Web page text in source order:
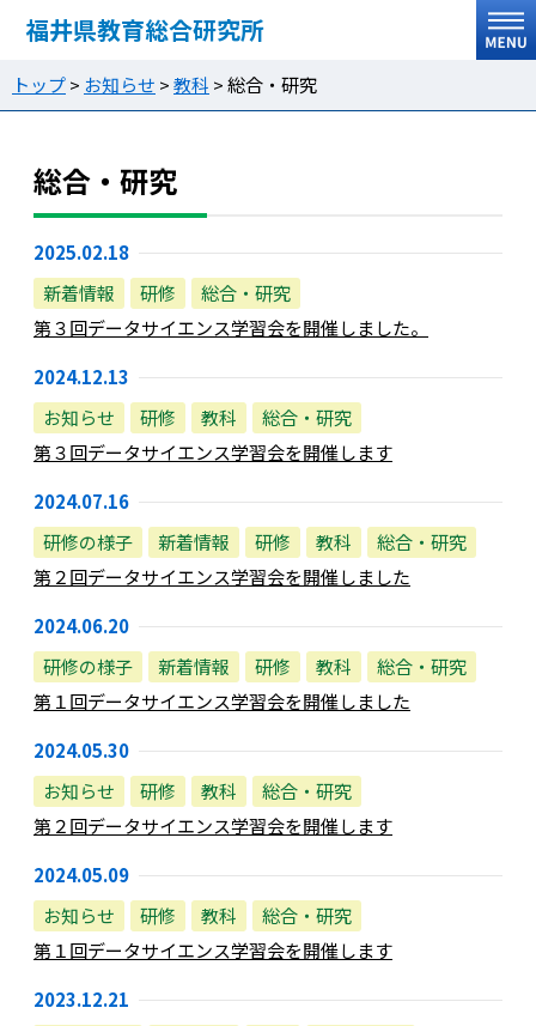
福井県教育総合研究所
トップ> お知らせ >教科 >総合・研究
総合・研究
2025.02.18
新着情報
研修
総合・研究
第３回データサイエンス学習会を開催しました。
2024.12.13
お知らせ
研修 教科
総合・研究
第３回データサイエンス学習会を開催します
2024.07.16
研修の様子
新着情報 研修 教科
総合・研究
第２回データサイエンス学習会を開催しました
2024.06.20
研修の様子
新着情報 研修 教科
総合・研究
第１回データサイエンス学習会を開催しました
2024.05.30
お知らせ
研修 教科
総合・研究
第２回データサイエンス学習会を開催します
2024.05.09
お知らせ
研修 教科
総合・研究
第１回データサイエンス学習会を開催します
2023.12.21